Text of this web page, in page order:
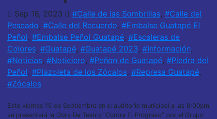
Sep 16, 2023 #Calle de las Sombrillas, #Calle del
Pescado, #Calle del Recuerdo, #Embalse Guatapé El
Peñol, #Embalse Peñol Guatapé, #Escaleras de
Colores, #Guatapé, #Guatapé 2023, #Información,
#Noticias, #Noticiero, #Peñon de Guatapé, #Piedra del
Peñol, #Plazoleta de los Zócalos, #Represa Guatapé,
#Zócalos
Este viernes 15 de Septiembre en el auditorio municipal a las 8:00pm
se presentará la Obra De Teatro “Contra El Progreso” por el Grupo